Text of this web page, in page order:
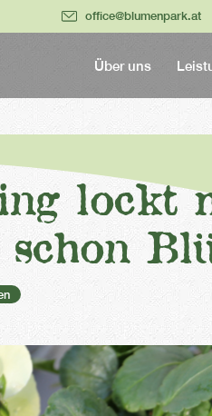
office@blumenpark.at
Über uns
lockt